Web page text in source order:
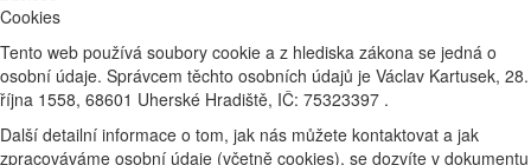
Cookies
Tento web používá soubory cookie a z hlediska zákona se jedná o
osobní údaje. Správcem těchto osobních údajů je Václav Kartusek, 28.
října 1558, 68601 Uherské Hradiště, IČ: 75323397 .
Další detailní informace o tom, jak nás můžete kontaktovat a jak
zpracováváme osobní údaje (včetně cookies), se dozvíte v dokumentu